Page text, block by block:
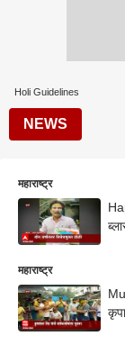
Holi Guidelines
NEWS
महाराष्ट्र
महाराष्ट्र